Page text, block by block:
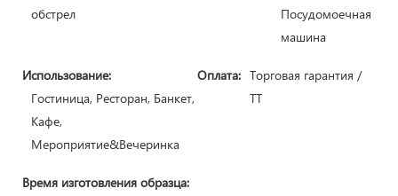
обстрел
Посудомоечная
машина
Использование:
Гостиница, Ресторан, Банкет,
Кафе,
Мероприятие&Вечеринка
Оплата: Торговая гарантия /
ТТ
Время изготовления образца: